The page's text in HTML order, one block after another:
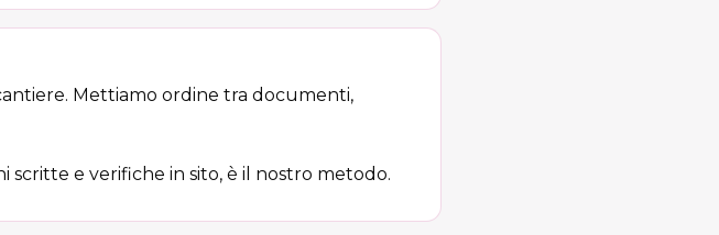
Mettiamo ordine tra documenti,
scritte e verifiche in sito, è il nostro metodo.